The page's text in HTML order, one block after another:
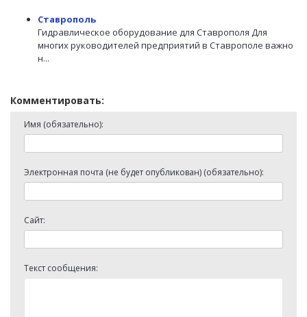
Ставрополь
Гидравлическое оборудование для Ставрополя Для
многих руководителей предприятий в Ставрополе важно
н...
Комментировать:
Имя (обязательно):
Электронная почта (не будет опубликован) (обязательно):
Сайт:
Текст сообщения: